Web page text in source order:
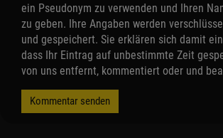
ein Pseudonym zu verwenden und Ihren
zu geben. Ihre Angaben werden
und gespeichert. Sie erklären sich damit
dass Ihr Eintrag auf unbestimmte Zeit
von uns entfernt, kommentiert oder und
Kommentar senden